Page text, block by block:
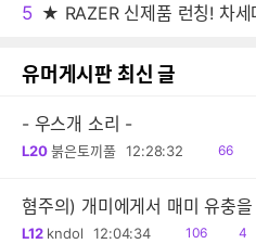
5
유머게시판 최신 글
- 우스개 소리 -
L20 붉은토끼풀 12:28:32
읽
66
혐주의) 개미에게서 매미 유충
L12 kndol 12:04:34
읽
106
공
4